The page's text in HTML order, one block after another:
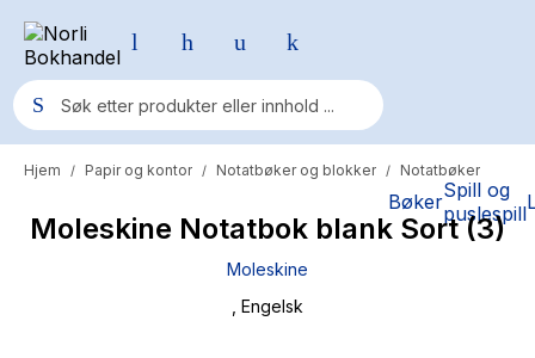
BøkerSpill og
puslespill
Populære søk
Pokemon
Fury Bound - Sable Sorensen
Hjem / Papir og kontor / Notatbøker og blokker / Notatbøker
Moleskine Notatbok blank Sort (3)
Moleskine
, Engelsk